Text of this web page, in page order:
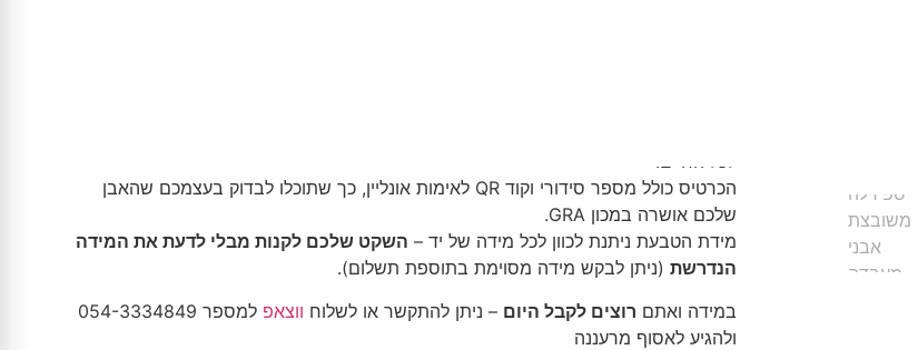
לכל החיים.
הכרטיס כולל מספר סידורי וקוד QR לאימות אונליין, כך שתוכלו לבדוק בעצמכם שהאבן
שלכם אושרה במכון GRA.
מידת הטבעת ניתנת לכוון לכל מידה של יד – השקט שלכם לקנות מבלי לדעת את המידה
הנדרשת (ניתן לבקש מידה מסוימת בתוספת תשלום).
במידה ואתם רוצים לקבל היום – ניתן להתקשר או לשלוח ווצאפ
למספר 054-3334849
ולהגיע לאסוף מרעננה